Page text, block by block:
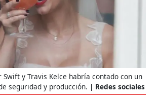
Swift y Travis Kelce habría contado con un
seguridad y producción.
Redes sociales